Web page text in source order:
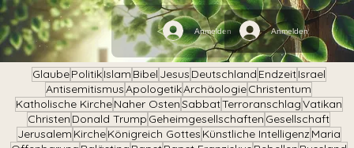
Anmelden Anmelden
GlaubePolitikIslam Bibel Jesus Deutschland EndzeitIsrael
AntisemitismusApologetikArchäologieChristentum
Katholische KircheNaher OstenSabbatTerroranschlagVatikan
Christen Donald Trump Geheimgesellschaften Gesellschaft
Jerusalem KircheKönigreich Gottes Künstliche Intelligenz Maria